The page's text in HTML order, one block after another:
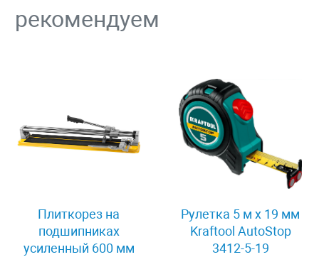
рекомендуем
Плиткорез на
подшипниках
усиленный 600 мм
Рулетка 5 м x 19 мм
Kraftool AutoStop
3412-5-19